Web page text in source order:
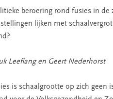
beroering rond fusies in
lijken met
Leeflang en Geert Nederhorst
is schaalgrootte op zich geen